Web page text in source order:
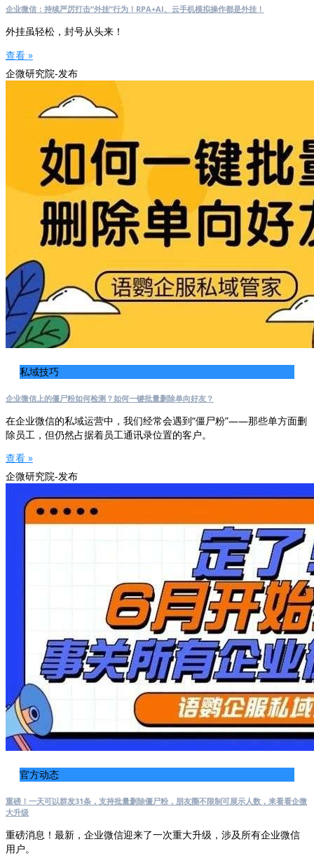
企业微信：持续严厉打击“外挂”行为！RPA+AI、云手机模拟操作都是外挂！
外挂虽轻松，封号从头来！
查看 »
企微研究院-发布
私域技巧
企业微信上的僵尸粉如何检测？如何一键批量删除单向好友？
在企业微信的私域运营中，我们经常会遇到“僵尸粉”——那些单方面删
除员工，但仍然占据着员工通讯录位置的客户。
查看 »
企微研究院-发布
官方动态
重磅！一天可以群发31条，支持批量删除僵尸粉，朋友圈不限制可展示人数，来看看企微
大升级
重磅消息！最新，企业微信迎来了一次重大升级，涉及所有企业微信
用户。